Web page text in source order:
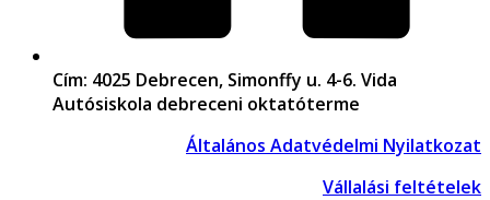
Cím: 4025 Debrecen, Simonffy u. 4-6. Vida
Autósiskola debreceni oktatóterme
Általános Adatvédelmi Nyilatkozat
Vállalási feltételek